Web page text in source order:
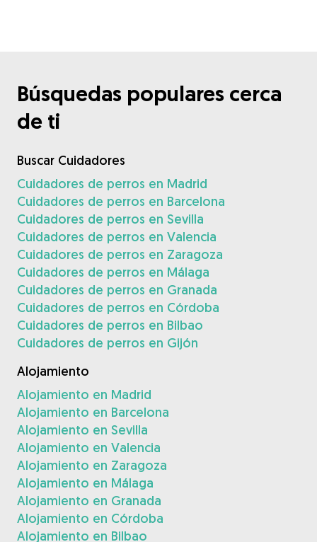
Búsquedas populares cerca
de ti
Buscar Cuidadores
Cuidadores de perros en Madrid
Cuidadores de perros en Barcelona
Cuidadores de perros en Sevilla
Cuidadores de perros en Valencia
Cuidadores de perros en Zaragoza
Cuidadores de perros en Málaga
Cuidadores de perros en Granada
Cuidadores de perros en Córdoba
Cuidadores de perros en Bilbao
Cuidadores de perros en Gijón
Alojamiento
Alojamiento en Madrid
Alojamiento en Barcelona
Alojamiento en Sevilla
Alojamiento en Valencia
Alojamiento en Zaragoza
Alojamiento en Málaga
Alojamiento en Granada
Alojamiento en Córdoba
Alojamiento en Bilbao